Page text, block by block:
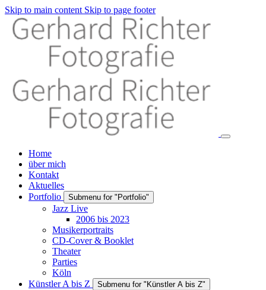
Skip to main content Skip to page footer
Home
über mich
Kontakt
Aktuelles
Portfolio
Submenu for "Portfolio"
Jazz Live
2006 bis 2023
Musikerportraits
CD-Cover & Booklet
Theater
Parties
Köln
Künstler A bis Z
Submenu for "Künstler A bis Z"